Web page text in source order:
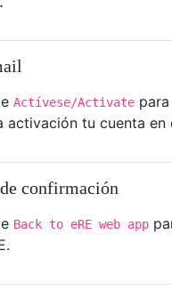
Actívese/Activate
tu cuenta en
confirmación
Back to eRE web app